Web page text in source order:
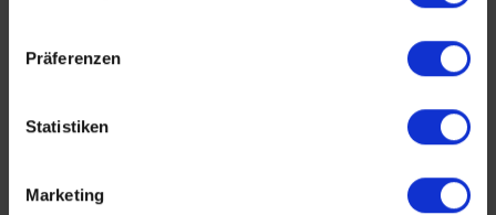
Präferenzen
Statistiken
Marketing